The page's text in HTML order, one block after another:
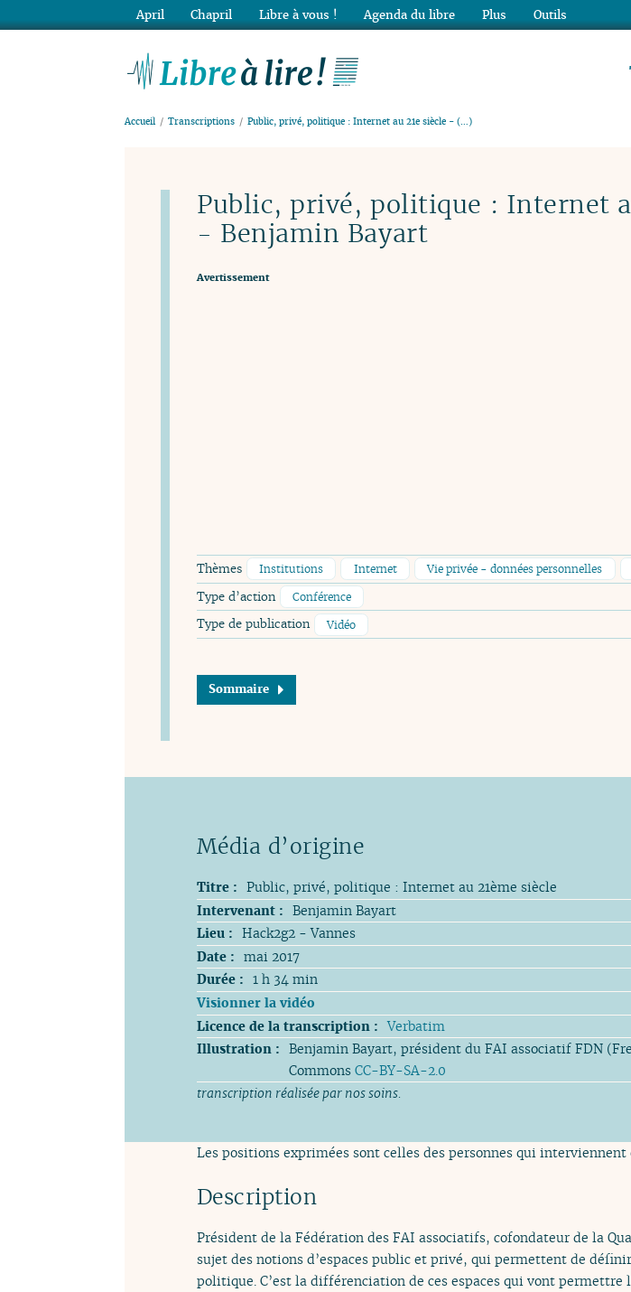
Accueil Transcriptions Public, privé, politique : Internet au 21e siècle - (…)
Public, privé, politique : Internet
- Benjamin Bayart
Avertissement
Thèmes Institutions Internet Vie privée - données personnelles
Type d’action Conférence
Type de publication Vidéo
Sommaire
Titre : Public, privé, politique : Internet au 21ème siècle
Intervenant : Benjamin Bayart
Lieu : Hack2g2 - Vannes
Date : mai 2017
Durée : 1 h 34 min
Visionner la vidéo
Licence de la transcription : Verbatim
Illustration : Benjamin Bayart, président du FAI associatif FDN
Commons CC-BY-SA-2.0
transcription réalisée par nos soins.
Les positions exprimées sont celles des personnes qui
Description
Président de la Fédération des FAI associatifs, cofondateur de la
sujet des notions d’espaces public et privé, qui permettent de
politique. C’est la différenciation de ces espaces qui vont permettre
April Chapril Libre à vous ! Agenda du libre Plus Outils